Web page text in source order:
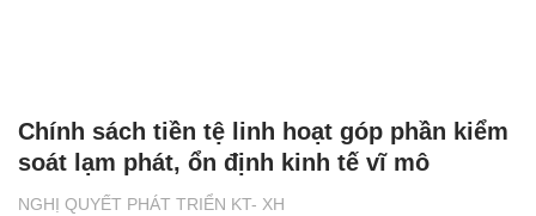
NGHỊ QUYẾT PHÁT TRIỂN KT- XH
Chính sách tiền tệ linh hoạt góp phần kiểm
soát lạm phát, ổn định kinh tế vĩ mô